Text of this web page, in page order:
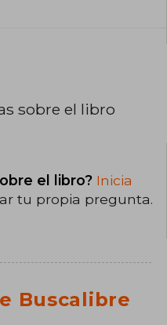
sobre el libro
el libro? Inicia
tu propia pregunta.
Buscalibre